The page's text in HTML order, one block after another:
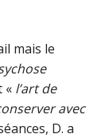
mais le
« l’art de
avec
D. a